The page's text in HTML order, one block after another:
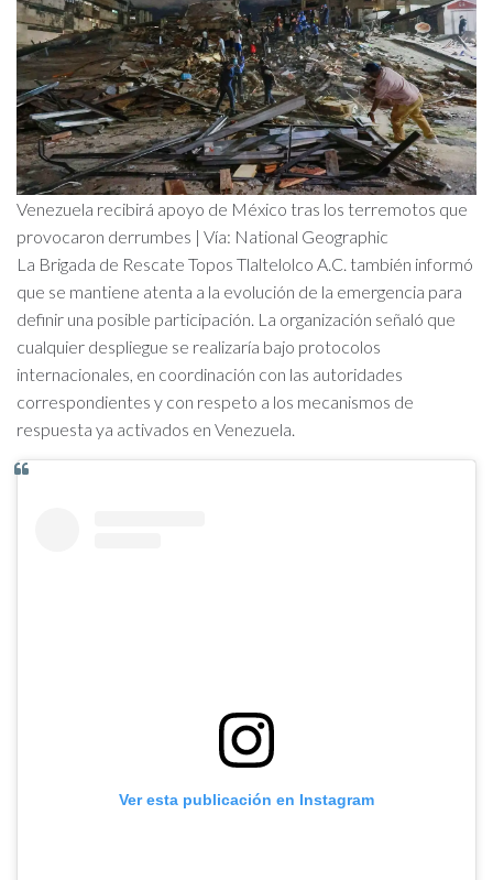
Venezuela recibirá apoyo de México tras los terremotos que
provocaron derrumbes | Vía: National Geographic
La Brigada de Rescate Topos Tlaltelolco A.C. también informó
que se mantiene atenta a la evolución de la emergencia para
definir una posible participación. La organización señaló que
cualquier despliegue se realizaría bajo protocolos
internacionales, en coordinación con las autoridades
correspondientes y con respeto a los mecanismos de
respuesta ya activados en Venezuela.
Ver esta publicación en Instagram